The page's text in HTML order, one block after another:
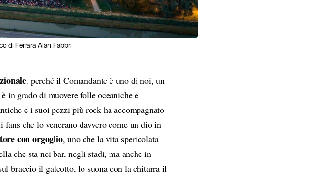
di Ferrara Alan Fabbri
, perché il Comandante è uno di noi, un
in grado di muovere folle oceaniche e
e i suoi pezzi più rock ha accompagnato
che lo venerano davvero come un dio in
con orgoglio, uno che la vita spericolata
che sta nei bar, negli stadi, ma anche in
braccio il galeotto, lo suona con la chitarra il